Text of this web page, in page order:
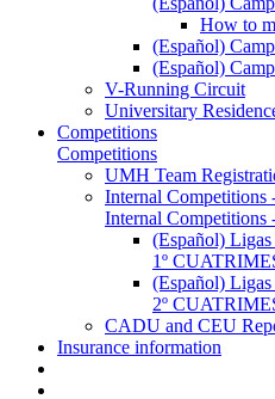
How to
(Español)
(Español)
V-Running Circuit
Universitary
Competitions
Competitions
UMH Team
Internal Competitions
Internal Competitions
(Español)
1º
(Español)
2º
CADU and CEU
Insurance information